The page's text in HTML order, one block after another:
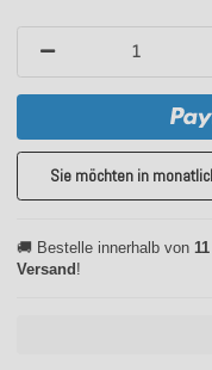
Sie möchten in
🚚 Bestelle innerhalb von
Versand!